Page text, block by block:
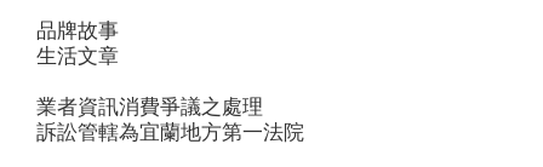
品牌故事
生活文章
業者資訊消費爭議之處理
訴訟管轄為宜蘭地方第一法院